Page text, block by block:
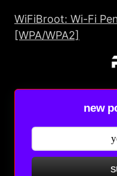
WiFiBroot: Wi-Fi
[WPA/WPA2]
new